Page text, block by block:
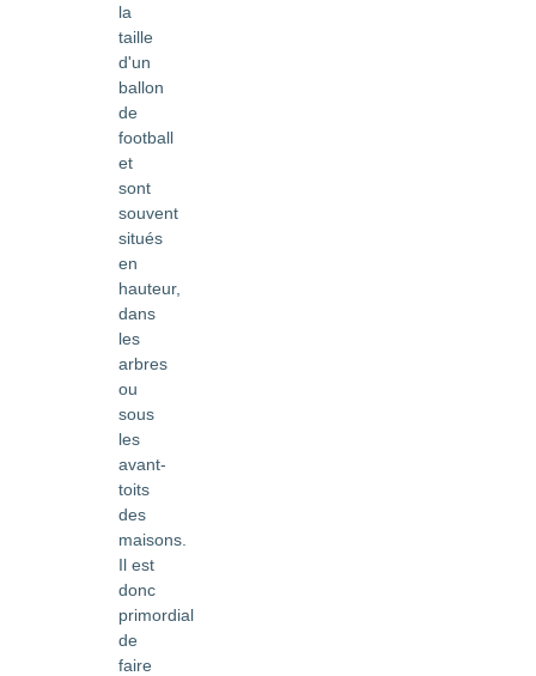
la
taille
d'un
ballon
de
football
et
sont
souvent
situés
en
hauteur,
dans
les
arbres
ou
sous
les
avant-
toits
des
maisons.
Il est
donc
primordial
de
faire